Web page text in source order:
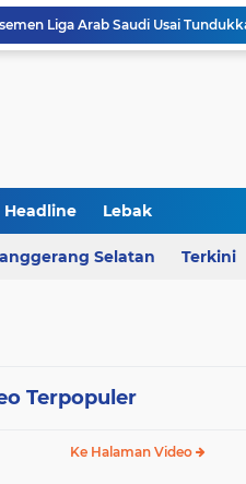
Headline Lebak
Selatan Terkini
Terpopuler
Ke Halaman Video